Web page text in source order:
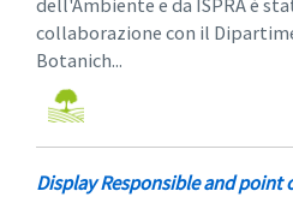
dell'Ambiente e da ISPRA è
collaborazione con il
Botanich...
Display Responsible and